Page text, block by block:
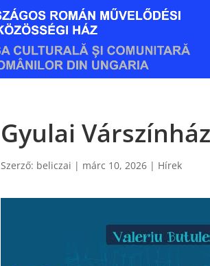
Gyulai
Szerző: beliczai | márc 10, 2026 | Hírek